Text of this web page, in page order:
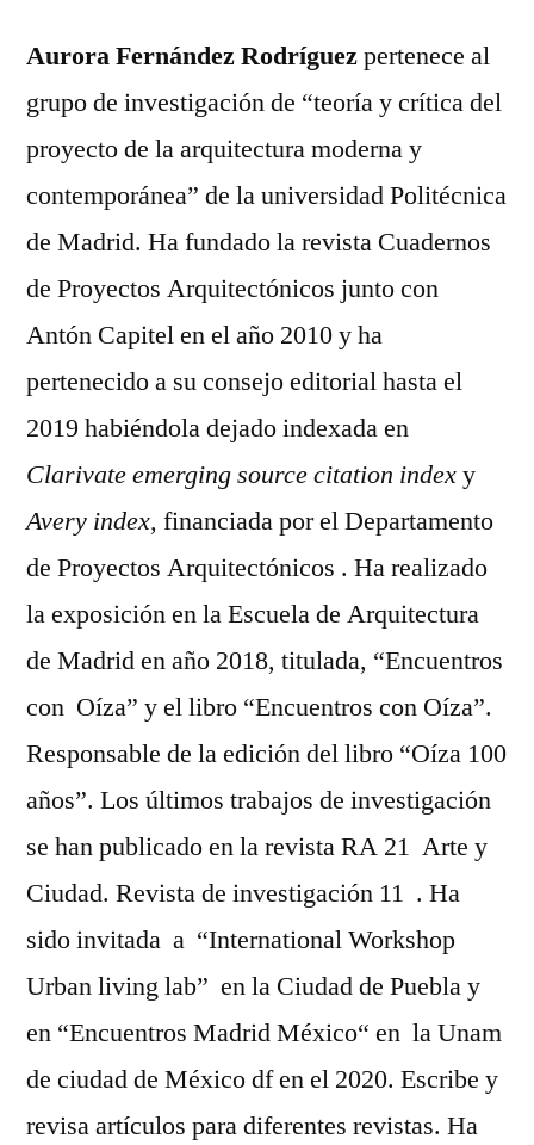
Aurora
Aurora Fernández Rodríguezpertenece al
grupo de investigación de “teoría y crítica del
proyecto de la arquitectura moderna y
contemporánea” de la universidad Politécnica
de Madrid. Ha fundado la revista Cuadernos
de Proyectos Arquitectónicos junto con
Antón Capitel en el año 2010 y ha
pertenecido a su consejo editorial hasta el
2019 habiéndola dejado indexada en
Clarivate emerging source citation indexy
Avery index, financiada por el Departamento
de Proyectos Arquitectónicos . Ha realizado
la exposición en la Escuela de Arquitectura
de Madrid en año 2018, titulada, “Encuentros
con Oíza” y el libro “Encuentros con Oíza”.
Responsable de la edición del libro “Oíza 100
años”. Los últimos trabajos de investigación
se han publicado en la revista RA 21 Arte y
Ciudad. Revista de investigación 11 . Ha
sido invitada a “International Workshop
Urban living lab” en la Ciudad de Puebla y
en “Encuentros Madrid México“ en la Unam
de ciudad de México df en el 2020. Escribe y
revisa artículos para diferentes revistas. Ha